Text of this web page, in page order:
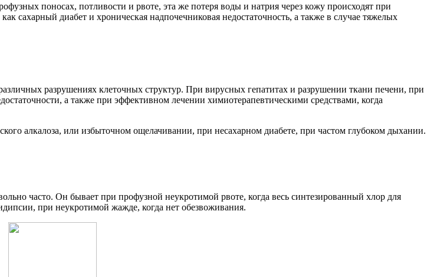
поносах, потливости и рвоте, эта же потеря воды и натрия через кожу происходят при
сахарный диабет и хроническая надпочечниковая недостаточность, а также в случае тяжелых
разрушениях клеточных структур. При вирусных гепатитах и разрушении ткани печени, при
а также при эффективном лечении химиотерапевтическими средствами, когда
алкалоза, или избыточном ощелачивании, при несахарном диабете, при частом глубоком дыхании.
часто. Он бывает при профузной неукротимой рвоте, когда весь синтезированный хлор для
при неукротимой жажде, когда нет обезвоживания.